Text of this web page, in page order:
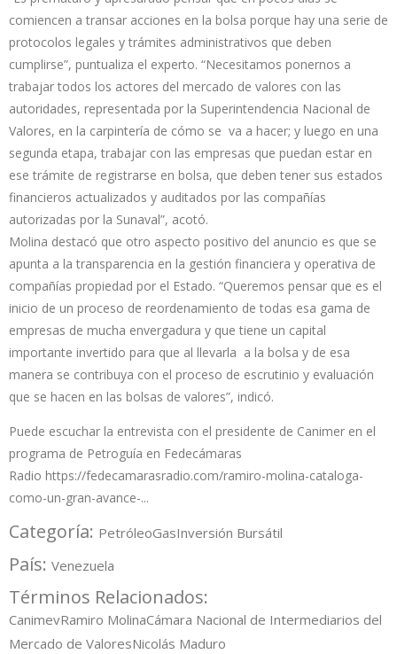
comiencen a transar acciones en la bolsa porque hay una serie de
protocolos legales y trámites administrativos que deben
cumplirse”, puntualiza el experto. “Necesitamos ponernos a
trabajar todos los actores del mercado de valores con las
autoridades, representada por la Superintendencia Nacional de
Valores, en la carpintería de cómo se va a hacer; y luego en una
segunda etapa, trabajar con las empresas que puedan estar en
ese trámite de registrarse en bolsa, que deben tener sus estados
financieros actualizados y auditados por las compañías
autorizadas por la Sunaval”, acotó.
Molina destacó que otro aspecto positivo del anuncio es que se
apunta a la transparencia en la gestión financiera y operativa de
compañías propiedad por el Estado. “Queremos pensar que es el
inicio de un proceso de reordenamiento de todas esa gama de
empresas de mucha envergadura y que tiene un capital
importante invertido para que al llevarla a la bolsa y de esa
manera se contribuya con el proceso de escrutinio y evaluación
que se hacen en las bolsas de valores”, indicó.
Puede escuchar la entrevista con el presidente de Canimer en el
programa de Petroguía en Fedecámaras
Radio https://fedecamarasradio.com/ramiro-molina-cataloga-
como-un-gran-avance-...
Categoría: PetróleoGasInversión Bursátil
País: Venezuela
Términos Relacionados:
CanimevRamiro MolinaCámara Nacional de Intermediarios del
Mercado de ValoresNicolás Maduro